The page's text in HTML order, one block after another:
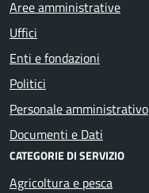
Aree amministrative
Uffici
Enti e fondazioni
Politici
Personale amministrativo
Documenti e Dati
CATEGORIE DI SERVIZIO
Agricoltura e pesca